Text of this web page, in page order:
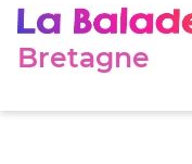
Bretagne